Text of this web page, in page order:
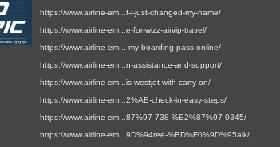
https://www.airline-em...f-i-just-changed-my-name/
https://www.airline-em...e-for-wizz-airvip-travel/
https://www.airline-em...-my-boarding-pass-online/
https://www.airline-em...n-assistance-and-support/
https://www.airline-em...is-westjet-with-carry-on/
https://www.airline-em...2%AE-check-in-easy-steps/
https://www.airline-em...87%97-738-%E2%87%97-0345/
https://www.airline-em...9D%94ree-%BD%F0%9D%95alk/